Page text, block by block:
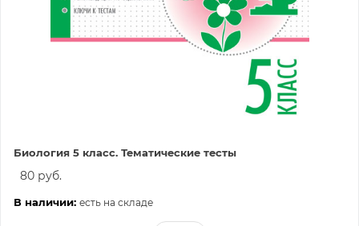
Биология 5 класс. Тематические тесты
80 руб.
В наличии: есть на складе